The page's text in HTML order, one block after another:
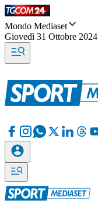
Mondo Mediaset
Giovedì 31 Ottobre 2024